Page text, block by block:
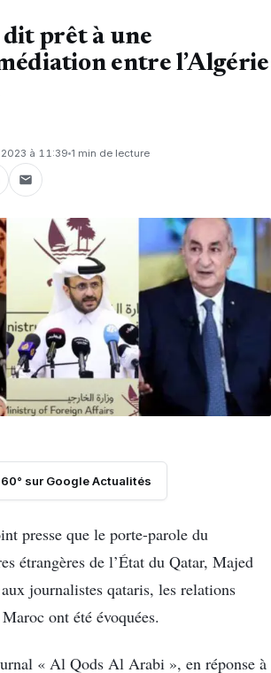
dit prêt à une
entre l’Algérie
à 11:39 1 min de lecture
sur Google Actualités
presse que le porte-parole du
étrangères de l’État du Qatar, Majed
journalistes qataris, les relations
ont été évoquées.
« Al Qods Al Arabi », en réponse à